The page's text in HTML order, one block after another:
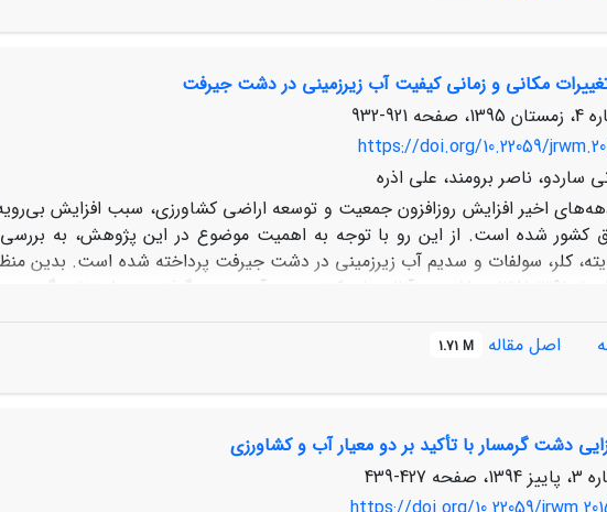
مطالعه می‌باشد.
مکانی و زمانی کیفیت آب‌ زیرزمینی در دشت جیرفت
921-932
https://doi.org/10.22059/
ساردو، ناصر برومند، علی اذره
اخیر افزایش روزافزون جمعیت و توسعه اراضی کشاورزی، سبب افزایش
کشور شده است. از این رو با توجه به اهمیت موضوع در این پژوهش، به بررسی
کرمان در ‌سال‌های1391-1381 برداشت و آنالیزهای کیفی روی آن صورت گرفته بود،
زمین آمار شامل کریجینگ و عکس فاصله وزن‌دار پرداخته و سپس نقشۀ
در سال 1391 نسبت به سال 1381، کاهش یافته است و روند تغییرات به
اصل مقاله 1.71 M
دشت گرمسار با تأکید بر دو معیار آب و کشاورزی
427-439